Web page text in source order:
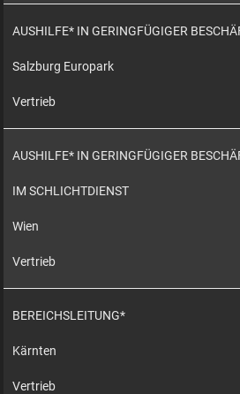
AUSHILFE* IN GERINGFÜGIGER
Salzburg Europark
Vertrieb
AUSHILFE* IN GERINGFÜGIGER
IM SCHLICHTDIENST
Wien
Vertrieb
BEREICHSLEITUNG*
Kärnten
Vertrieb